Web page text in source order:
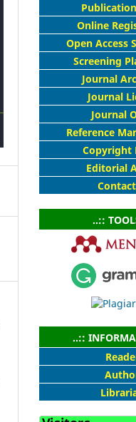
Online
Open Access
Screening
Journal
Journal
Journal
Reference
Copyright
Editorial
..::
..::